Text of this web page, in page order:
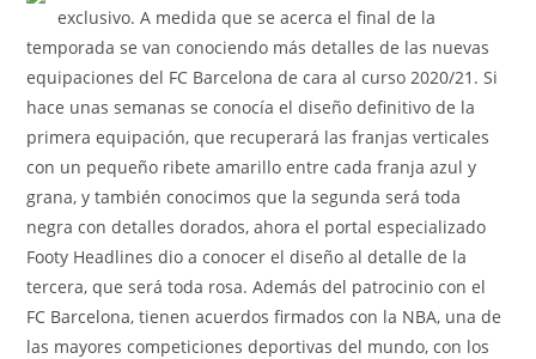
exclusivo. A medida que se acerca el final de la
temporada se van conociendo más detalles de las nuevas
equipaciones del FC Barcelona de cara al curso 2020/21. Si
hace unas semanas se conocía el diseño definitivo de la
primera equipación, que recuperará las franjas verticales
con un pequeño ribete amarillo entre cada franja azul y
grana, y también conocimos que la segunda será toda
negra con detalles dorados, ahora el portal especializado
Footy Headlines dio a conocer el diseño al detalle de la
tercera, que será toda rosa. Además del patrocinio con el
FC Barcelona, tienen acuerdos firmados con la NBA, una de
las mayores competiciones deportivas del mundo, con los